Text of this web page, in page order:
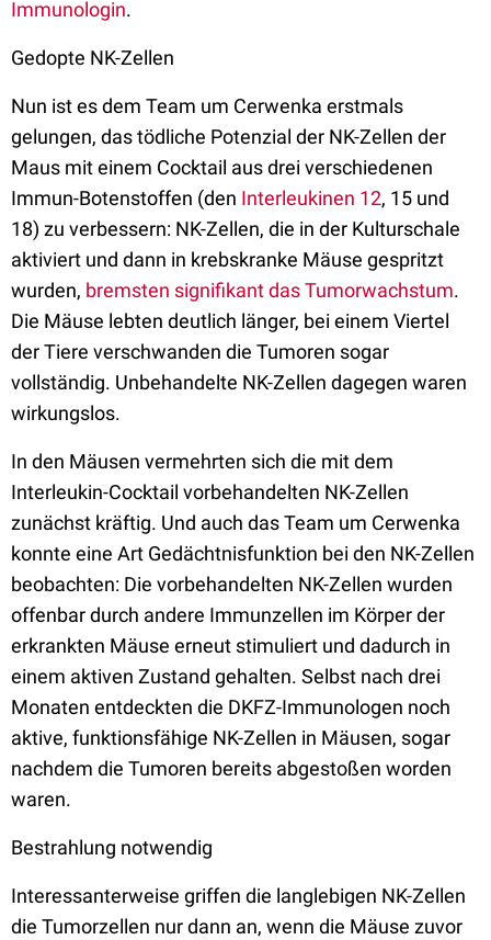
Immunologin.
Gedopte NK-Zellen
Nun ist es dem Team um Cerwenka erstmals
gelungen, das tödliche Potenzial der NK-Zellen der
Maus mit einem Cocktail aus drei verschiedenen
Immun-Botenstoffen (den Interleukinen 12, 15 und
18) zu verbessern: NK-Zellen, die in der Kulturschale
aktiviert und dann in krebskranke Mäuse gespritzt
wurden, bremsten signifikant das Tumorwachstum.
Die Mäuse lebten deutlich länger, bei einem Viertel
der Tiere verschwanden die Tumoren sogar
vollständig. Unbehandelte NK-Zellen dagegen waren
wirkungslos.
In den Mäusen vermehrten sich die mit dem
Interleukin-Cocktail vorbehandelten NK-Zellen
zunächst kräftig. Und auch das Team um Cerwenka
konnte eine Art Gedächtnisfunktion bei den NK-Zellen
beobachten: Die vorbehandelten NK-Zellen wurden
offenbar durch andere Immunzellen im Körper der
erkrankten Mäuse erneut stimuliert und dadurch in
einem aktiven Zustand gehalten. Selbst nach drei
Monaten entdeckten die DKFZ-Immunologen noch
aktive, funktionsfähige NK-Zellen in Mäusen, sogar
nachdem die Tumoren bereits abgestoßen worden
waren.
Bestrahlung notwendig
Interessanterweise griffen die langlebigen NK-Zellen
die Tumorzellen nur dann an, wenn die Mäuse zuvor